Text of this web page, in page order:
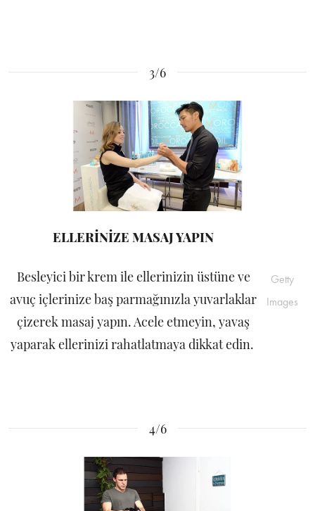
3/6
ELLERİNİZE MASAJ YAPIN
Besleyici bir krem ile ellerinizin üstüne ve
avuç içlerinize baş parmağınızla yuvarlaklar
çizerek masaj yapın. Acele etmeyin, yavaş
yaparak ellerinizi rahatlatmaya dikkat edin.
Getty
Images
4/6